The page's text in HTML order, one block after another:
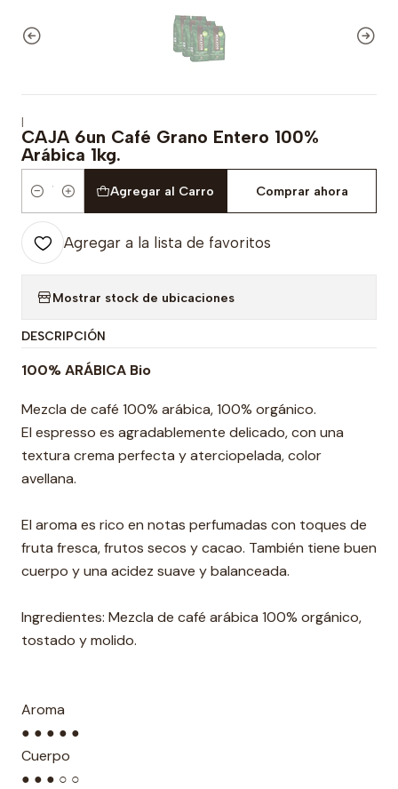
|
CAJA 6un Café Grano Entero 100%
Arábica 1kg.
Cantidad
Agregar al Carro Comprar ahora
Agregar a la lista de favoritos
Mostrar stock de ubicaciones
DESCRIPCIÓN
100% ARÁBICA Bio
Mezcla de café 100% arábica, 100% orgánico.
El espresso es agradablemente delicado, con una
textura crema perfecta y aterciopelada, color
avellana.
El aroma es rico en notas perfumadas con toques de
fruta fresca, frutos secos y cacao. También tiene buen
cuerpo y una acidez suave y balanceada.
Ingredientes: Mezcla de café arábica 100% orgánico,
tostado y molido.
Aroma
● ● ● ● ●
Cuerpo
● ● ● ○ ○